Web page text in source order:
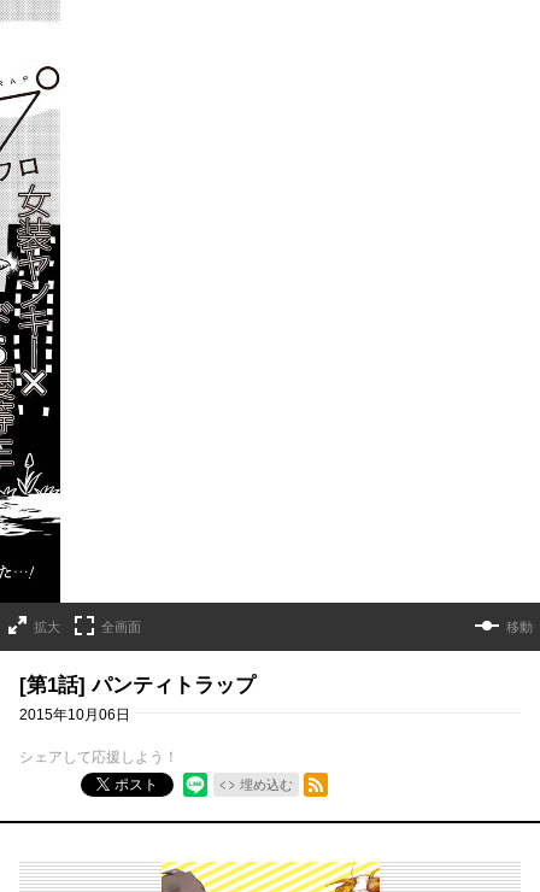
拡大 全画面 移動
[第1話] パンティトラップ
2015年10月06日
シェアして応援しよう！
ポスト
埋め込む
RSSフィード